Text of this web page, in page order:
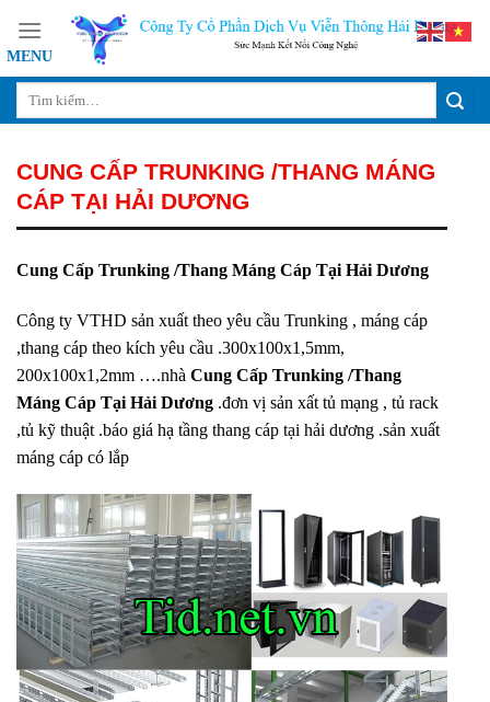
content
CUNG CẤP TRUNKING /THANG MÁNG
CÁP TẠI HẢI DƯƠNG
Cung Cấp Trunking /Thang Máng Cáp Tại Hải Dương
Công ty VTHD sản xuất theo yêu cầu Trunking , máng cáp
,thang cáp theo kích yêu cầu .300x100x1,5mm,
200x100x1,2mm ….nhà Cung Cấp Trunking /Thang
Máng Cáp Tại Hải Dương .đơn vị sản xất tủ mạng , tủ rack
,tủ kỹ thuật .báo giá hạ tầng thang cáp tại hải dương .sản xuất
máng cáp có lắp